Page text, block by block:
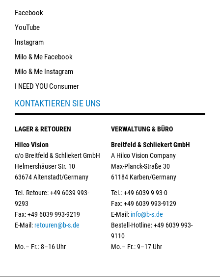
Facebook
YouTube
Instagram
Milo & Me Facebook
Milo & Me Instagram
I NEED YOU Consumer
KONTAKTIEREN SIE UNS
LAGER & RETOUREN
Hilco Vision
c/o Breitfeld & Schliekert GmbH
Helmershäuser Str. 10
63674 Altenstadt/Germany
Tel. Retoure: +49 6039 993-
9293
Fax: +49 6039 993-9219
E-Mail:retouren@b-s.de
Mo.– Fr.: 8–16 Uhr
VERWALTUNG & BÜRO
Breitfeld & Schliekert GmbH
A Hilco Vision Company
Max-Planck-Straße 30
61184 Karben/Germany
Tel.: +49 6039 9 93-0
Fax: +49 6039 993-9129
E-Mail: info@b-s.de
Bestell-Hotline: +49 6039 993-
9110
Mo.– Fr.: 9–17 Uhr